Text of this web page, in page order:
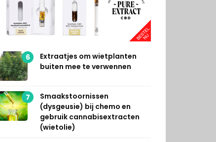
6
Extraatjes om wietplanten
buiten mee te verwennen
7
Smaakstoornissen
(dysgeusie) bij chemo en
gebruik cannabisextracten
(wietolie)